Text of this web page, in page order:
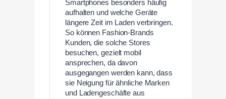
Smartphones besonders häufig
aufhalten und welche Geräte
längere Zeit im Laden verbringen.
So können Fashion-Brands
Kunden, die solche Stores
besuchen, gezielt mobil
ansprechen, da davon
ausgegangen werden kann, dass
sie Neigung für ähnliche Marken
und Ladengeschäfte aus